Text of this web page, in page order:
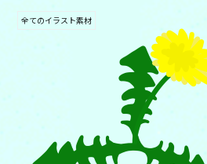
全てのイラスト素材